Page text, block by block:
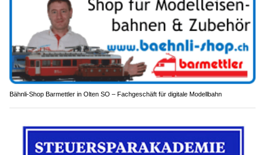
Bähnli-Shop Barmettler in Olten SO – Fachgeschäft für digitale Modellbahn